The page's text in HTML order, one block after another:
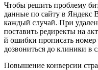
Чтобы решить проблему
данные по сайту в Яндекс
каждый случай. При
поставить редиректы на
й ошибки прописать номер
дозвониться до клиники в
Повышение конверсии